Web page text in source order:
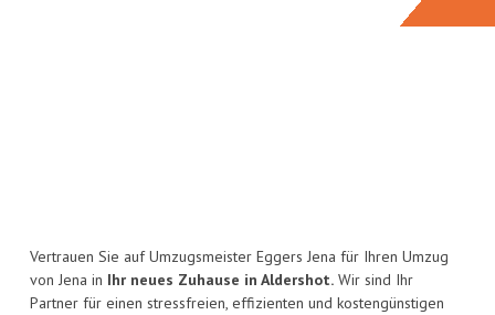
Vertrauen Sie auf Umzugsmeister Eggers Jena für Ihren Umzug
von Jena in Ihr neues Zuhause in Aldershot. Wir sind Ihr
Partner für einen stressfreien, effizienten und kostengünstigen